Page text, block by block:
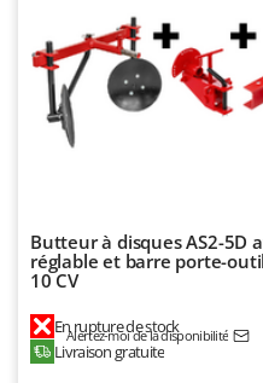
Butteur à disques AS2-5D
réglable et barre porte-
10 CV
En rupture de stock
Alertez-moi de la disponibilité
Livraison gratuite